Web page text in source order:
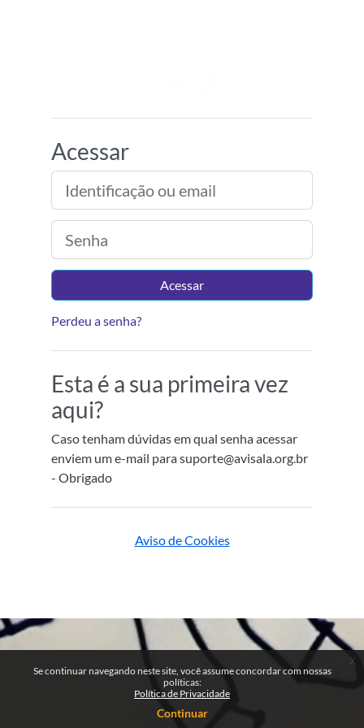
Acessar
Identificação ou email
Senha
Acessar
Perdeu a senha?
Esta é a sua primeira vez
aqui?
Caso tenham dúvidas em qual senha acessar
enviem um e-mail para suporte@avisala.org.br
- Obrigado
Aviso de Cookies
Se continuar navegando neste site, você assume concordar com nossas
políticas:
Política de Privacidade
Continuar
x